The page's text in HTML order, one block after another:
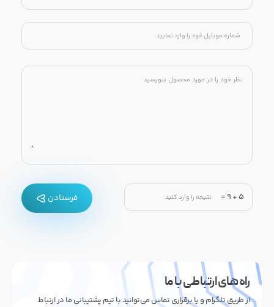
5
+
9
= فرستادن
راه های ارتباطی با ما
از طریق تلگرام و یا برقراری تماس می‌توانید با تیم پشتیبانی ما در ارتباط